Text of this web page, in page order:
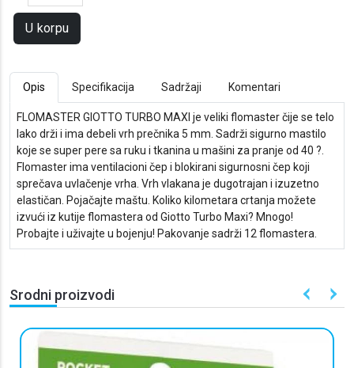
U korpu
Opis Specifikacija Sadržaji Komentari
FLOMASTER GIOTTO TURBO MAXI je veliki flomaster čije se telo
lako drži i ima debeli vrh prečnika 5 mm. Sadrži sigurno mastilo
koje se super pere sa ruku i tkanina u mašini za pranje od 40 ?.
Flomaster ima ventilacioni čep i blokirani sigurnosni čep koji
sprečava uvlačenje vrha. Vrh vlakana je dugotrajan i izuzetno
elastičan. Pojačajte maštu. Koliko kilometara crtanja možete
izvući iz kutije flomastera od Giotto Turbo Maxi? Mnogo!
Probajte i uživajte u bojenju! Pakovanje sadrži 12 flomastera.
Srodni proizvodi